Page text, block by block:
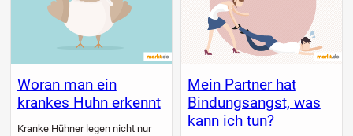
Woran man ein
krankes Huhn erkennt
Kranke Hühner legen nicht nur
Mein Partner hat
Bindungsangst, was
kann ich tun?